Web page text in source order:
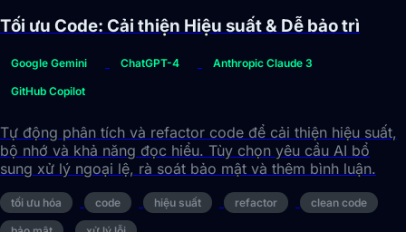
Tối ưu Code: Cải thiện Hiệu suất & Dễ bảo trì
Google Gemini ChatGPT-4 Anthropic Claude 3
GitHub Copilot
Tự động phân tích và refactor code để cải thiện hiệu suất,
bộ nhớ và khả năng đọc hiểu. Tùy chọn yêu cầu AI bổ
sung xử lý ngoại lệ, rà soát bảo mật và thêm bình luận.
tối ưu hóa code hiệu suất refactor clean code